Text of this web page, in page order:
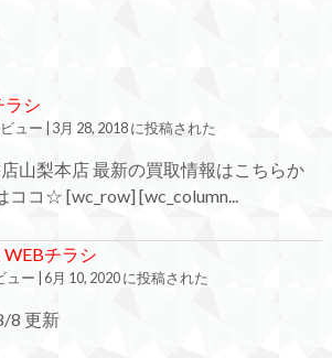
ラシ
ュー 3月 28, 2018 に投稿された
山梨本店 最新の買取情報はこちらか
ココ☆ [wc_row] [wc_column...
WEBチラシ
ュー 6月 10, 2020 に投稿された
8 更新